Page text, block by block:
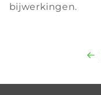
bijwerkingen.